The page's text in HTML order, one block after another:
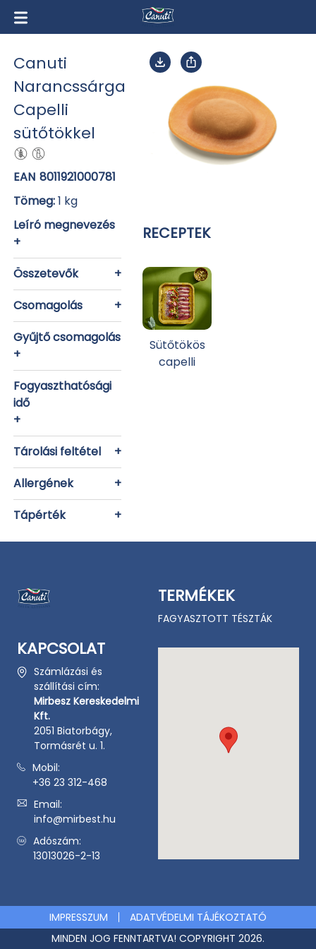
Canuti
Narancssárga
Capelli
sütőtökkel
EAN 8011921000781
Tömeg:1 kg
Leíró megnevezés
+
Összetevők
+
Csomagolás
+
Gyűjtő csomagolás
+
Fogyaszthatósági
idő
+
Tárolási feltétel
+
Allergének
+
Tápérték
+
RECEPTEK
Sütőtökös
capelli
TERMÉKEK
FAGYASZTOTT TÉSZTÁK
KAPCSOLAT
Számlázási és
szállítási cím:
Mirbesz Kereskedelmi
Kft.
2051 Biatorbágy,
Tormásrét u. 1.
Mobil:
+36 23 312-468
Email:
info@mirbest.hu
Adószám:
13013026-2-13
IMPRESSZUM
ADATVÉDELMI TÁJÉKOZTATÓ
MINDEN JOG FENNTARTVA! COPYRIGHT 2026.